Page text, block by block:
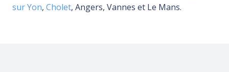
sur Yon, Cholet, Angers, Vannes et Le Mans.